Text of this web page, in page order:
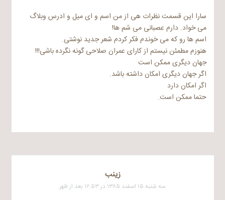
سارا این قسمت نظرات هی از من اسم و ای میل و ادرس وبلاگ
می خواد. دارم عصبانی می شم ها!
اسم ها رو که می خوندم فکر کردم شعر جدید نوشتی.
هنوزم مطمئن نیستم از کارای عمران صلاحی گونه نگرده باشی!!!
جهان دیگری ممکن است
اگر جهان دیگری امکان داشته باشد.
اگر امکان دارد
حتما ممکن است.
زینب
سه شنبه ۱۵ اسفند ۱۳۸۵ در ۱۲:۵۳ بعد از ظهر